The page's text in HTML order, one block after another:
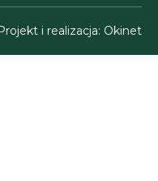
i realizacja: Okinet